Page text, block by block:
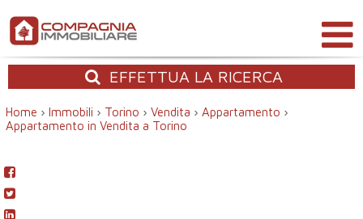
EFFETTUA LA RICERCA
Home › Immobili › Torino › Vendita › Appartamento ›
Appartamento in Vendita a Torino